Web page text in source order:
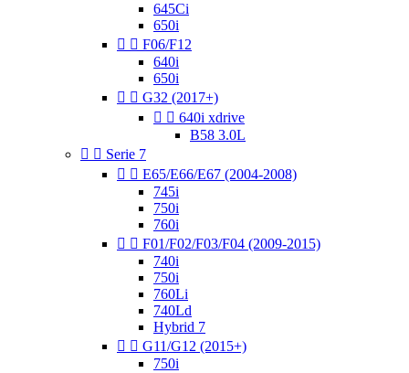
645Ci
650i
  F06/F12
640i
650i
  G32 (2017+)
  640i xdrive
B58 3.0L
  Serie 7
  E65/E66/E67 (2004-2008)
745i
750i
760i
  F01/F02/F03/F04 (2009-2015)
740i
750i
760Li
740Ld
Hybrid 7
  G11/G12 (2015+)
750i